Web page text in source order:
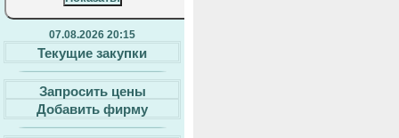
07.08.2026 20:15
Текущие закупки
Запросить цены
Добавить фирму